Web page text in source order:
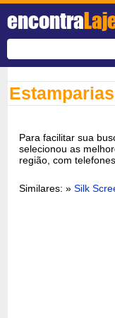
encontra
Para facilitar sua
selecionou as
região, com
Similares: »Silk